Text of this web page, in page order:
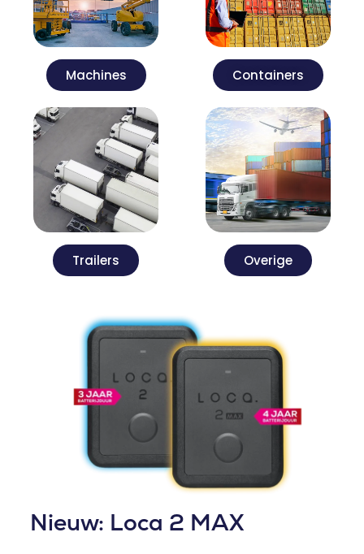
Machines Containers
Trailers Overige
Nieuw: Loca 2 MAX